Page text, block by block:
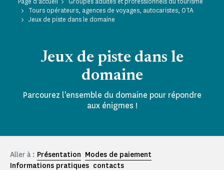
Tours opérateurs, agences de voyages, autocaristes, OTA
Jeux de piste dans le domaine
Jeux de piste dans le
domaine
Parcourez l'ensemble du domaine pour répondre
aux énigmes !
Aller à : Présentation Modes de paiement
Informations pratiques contacts